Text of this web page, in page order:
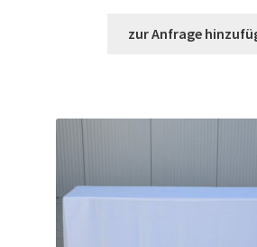
zur Anfrage